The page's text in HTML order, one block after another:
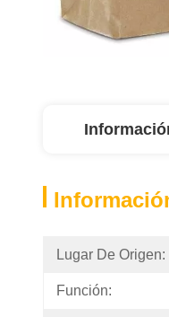
Lugar De Origen:
Función: